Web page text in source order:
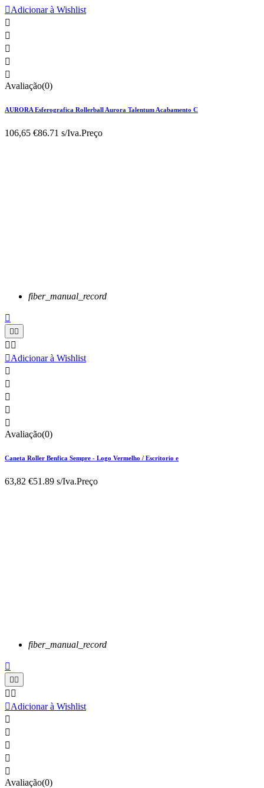
Adicionar à Wishlist





Avaliação(0)
AURORA Esferografica Rollerball Aurora Talentum Acabamento C
106,65 €86.71 s/Iva.Preço
fiber_manual_record

 
 
Adicionar à Wishlist





Avaliação(0)
Caneta Roller Benfica Sempre - Logo Vermelho / Escritorio e
63,82 €51.89 s/Iva.Preço
fiber_manual_record

 
 
Adicionar à Wishlist





Avaliação(0)